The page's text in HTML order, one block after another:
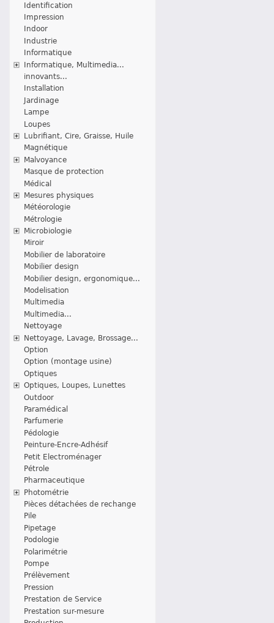
Identification
Impression
Indoor
Industrie
Informatique
Informatique, Multimedia...
innovants...
Installation
Jardinage
Lampe
Loupes
Lubrifiant, Cire, Graisse, Huile
Magnétique
Malvoyance
Masque de protection
Médical
Mesures physiques
Météorologie
Métrologie
Microbiologie
Miroir
Mobilier de laboratoire
Mobilier design
Mobilier design, ergonomique...
Modelisation
Multimedia
Multimedia...
Nettoyage
Nettoyage, Lavage, Brossage...
Option
Option (montage usine)
Optiques
Optiques, Loupes, Lunettes
Outdoor
Paramédical
Parfumerie
Pédologie
Peinture-Encre-Adhésif
Petit Electroménager
Pétrole
Pharmaceutique
Photométrie
Pièces détachées de rechange
Pile
Pipetage
Podologie
Polarimétrie
Pompe
Prélèvement
Pression
Prestation de Service
Prestation sur-mesure